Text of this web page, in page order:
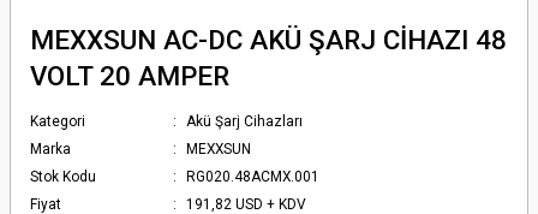
MEXXSUN AC-DC AKÜ ŞARJ CİHAZI 48
VOLT 20 AMPER
Kategori
Akü Şarj Cihazları
Marka
MEXXSUN
Stok Kodu
RG020.48ACMX.001
Fiyat
191,82 USD + KDV